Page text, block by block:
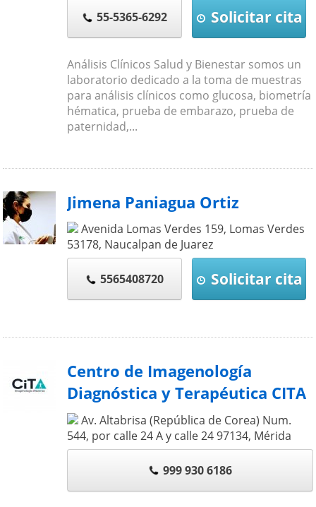
55-5365-6292 Solicitar cita
Análisis Clínicos Salud y Bienestar somos un
laboratorio dedicado a la toma de muestras
para análisis clínicos como glucosa, biometría
hématica, prueba de embarazo, prueba de
paternidad,...
Jimena Paniagua Ortiz
Avenida Lomas Verdes 159, Lomas Verdes
53178, Naucalpan de Juarez
5565408720 Solicitar cita
Centro de Imagenología
Diagnóstica y Terapéutica CITA
Av. Altabrisa (República de Corea) Num.
544, por calle 24 A y calle 24 97134, Mérida
999 930 6186